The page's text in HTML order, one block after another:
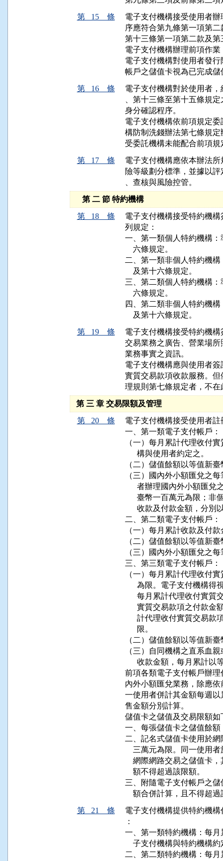
第 15 條
電子支付機構接受使用者
序應符合第九條第一項第
第十三條第一項第二款及第
電子支付機構辦理前項作
電子支付機構對使用者發
帳戶之儲值卡視為已完成
第 16 條
電子支付機構對於使用者
、第十三條至第十五條規
身分確認程序。
電子支付機構依前項規定
構防制洗錢辦法第七條規定
受委託機構未能配合前項
第 17 條
電子支付機構應依本辦法
險等級劃分標準，並據以
、查核與風險控管。
第 二 節 特約機構
第 18 條
電子支付機構接受特約機
列規定：
一、第一類個人特約機構
    六條規定。
二、第一類非個人特約機
    及第十六條規定。
三、第二類個人特約機構
    六條規定。
四、第二類非個人特約機
    及第十六條規定。
第 19 條
電子支付機構接受特約機
交易業務之廣告、營業場
業務事實之資訊。
電子支付機構應與使用者
實質交易款項收款服務。
理規則第七條規定者，不在
第 三 章 交易限額及管理
第 20 條
電子支付機構接受使用者
一、第一類電子支付帳戶：
（一）每月累計代理收付
      構與使用者約定之。
（二）儲值餘額以等值新
（三）國內外小額匯兌之
者辦理國內外小額匯
臺幣一百萬元為限；
收款及付款金額，分
二、第二類電子支付帳戶：
（一）每月累計收款及付
（二）儲值餘額以等值新
（三）國內外小額匯兌之
三、第三類電子支付帳戶：
（一）每月累計代理收付
為限。電子支付機構
每月累計代理收付實
實質交易款項之付款
計代理收付實質交易
      限。
（二）儲值餘額以等值新
（三）自同機構之直系血
收款金額，每月累計
前項各類電子支付帳戶辦
內外小額匯兌業務，除應
一使用者併計其金額每週
售金額分別計算。
儲值卡之儲值及交易限額如
一、每張儲值卡之儲值餘
二、記名式儲值卡使用於
三萬元為限。同一使用
網際網路交易之儲值卡
    額不得超過該限額。
三、附隨電子支付帳戶之
額合併計算，且不得超
第 21 條
電子支付機構提供特約機
：
一、第一類特約機構：每
子支付機構與特約機構
二、第二類特約機構：每